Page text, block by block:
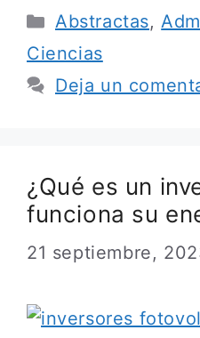
Categorías
Abstractas,
Ciencias
Deja un
¿Qué es un
funciona su
21 septiembre,